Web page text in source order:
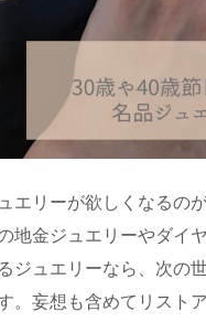
エリーが欲しくなるの
地金ジュエリーやダイ
ジュエリーなら、次の
。妄想も含めてリスト